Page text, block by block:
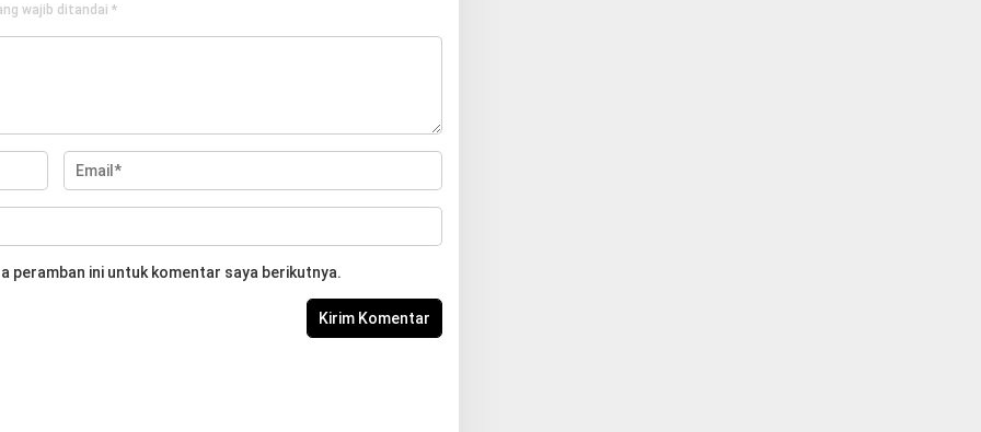
wajib ditandai *
peramban ini untuk komentar saya berikutnya.